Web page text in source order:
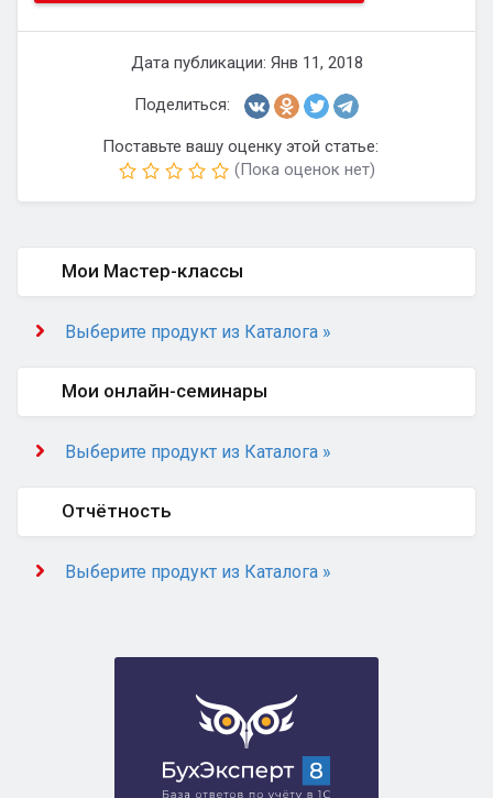
Дата публикации: Янв 11, 2018
Поделиться:
Поставьте вашу оценку этой статье:
(Пока оценок нет)
Мои Мастер-классы
Выберите продукт из Каталога »
Мои онлайн-семинары
Выберите продукт из Каталога »
Отчётность
Выберите продукт из Каталога »